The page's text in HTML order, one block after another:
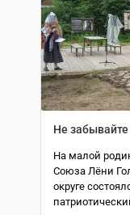
Не
На малой
Союза Лёни
округе